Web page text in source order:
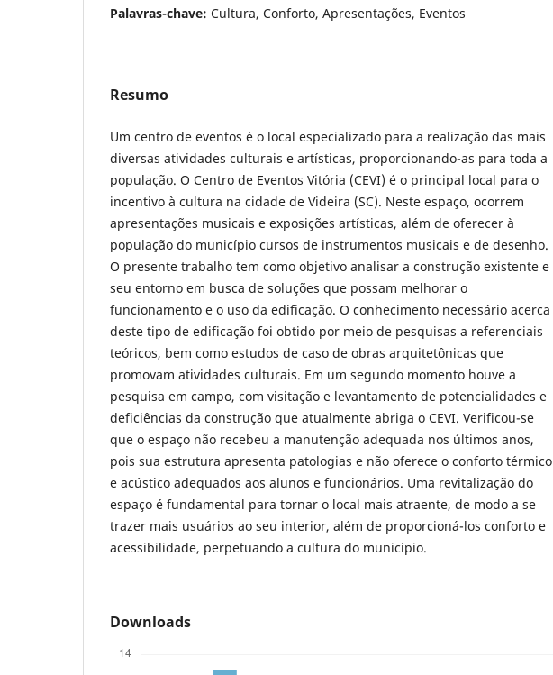
Palavras-chave: Cultura, Conforto, Apresentações, Eventos
Resumo
Um centro de eventos é o local especializado para a realização das mais
diversas atividades culturais e artísticas, proporcionando-as para toda a
população. O Centro de Eventos Vitória (CEVI) é o principal local para o
incentivo à cultura na cidade de Videira (SC). Neste espaço, ocorrem
apresentações musicais e exposições artísticas, além de oferecer à
população do município cursos de instrumentos musicais e de desenho.
O presente trabalho tem como objetivo analisar a construção existente e
seu entorno em busca de soluções que possam melhorar o
funcionamento e o uso da edificação. O conhecimento necessário acerca
deste tipo de edificação foi obtido por meio de pesquisas a referenciais
teóricos, bem como estudos de caso de obras arquitetônicas que
promovam atividades culturais. Em um segundo momento houve a
pesquisa em campo, com visitação e levantamento de potencialidades e
deficiências da construção que atualmente abriga o CEVI. Verificou-se
que o espaço não recebeu a manutenção adequada nos últimos anos,
pois sua estrutura apresenta patologias e não oferece o conforto térmico
e acústico adequados aos alunos e funcionários. Uma revitalização do
espaço é fundamental para tornar o local mais atraente, de modo a se
trazer mais usuários ao seu interior, além de proporcioná-los conforto e
acessibilidade, perpetuando a cultura do município.
Downloads